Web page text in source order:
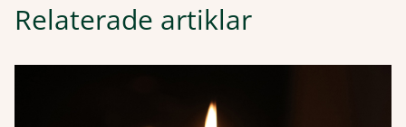
Relaterade artiklar